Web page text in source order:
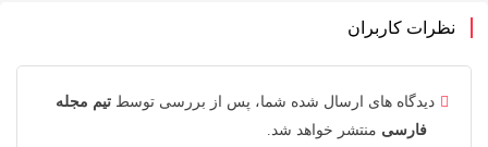
نظرات کاربران
دیدگاه های ارسال شده شما، پس از بررسی توسطتیم مجله
فارسی منتشر خواهد شد.